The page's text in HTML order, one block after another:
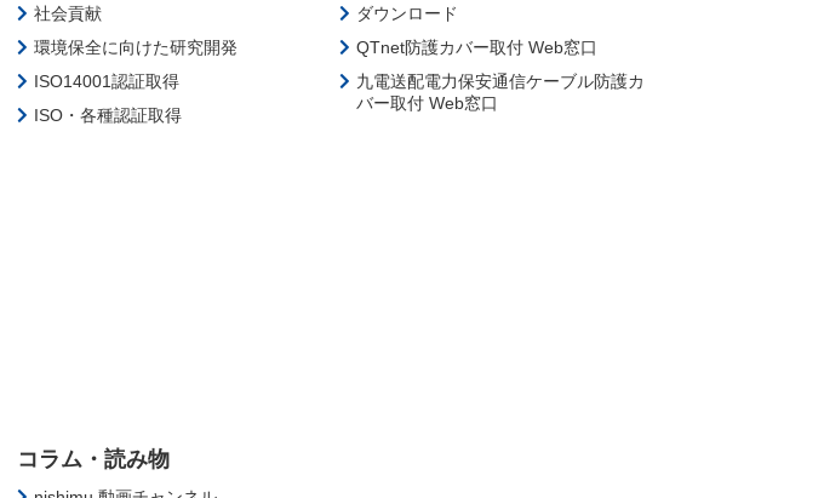
社会貢献
環境保全に向けた研究開発
ISO14001認証取得
ISO・各種認証取得
ダウンロード
QTnet防護カバー取付 Web窓口
九電送配電力保安通信ケーブル防護カ
バー取付 Web窓口
コラム・読み物